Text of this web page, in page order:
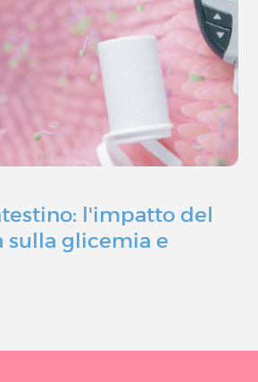
l'impatto del
sulla glicemia e